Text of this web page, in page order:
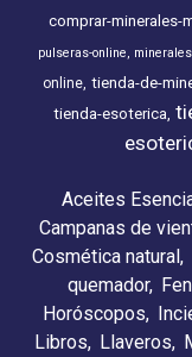
comprar-minerales-
pulseras-online
online tienda-de-
tienda-esoterica
Aceites
Campanas de
Cosmética natural
quemador
Horóscopos
Libros
Llaveros